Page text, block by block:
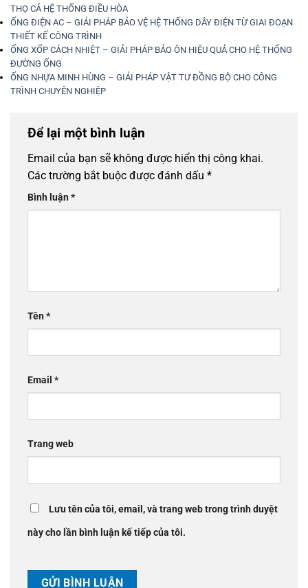
THỌ CẢ HỆ THỐNG ĐIỀU HÒA
ỐNG ĐIỆN AC – GIẢI PHÁP BẢO VỆ HỆ THỐNG DÂY ĐIỆN TỪ GIAI ĐOẠN
THIẾT KẾ CÔNG TRÌNH
ỐNG XỐP CÁCH NHIỆT – GIẢI PHÁP BẢO ÔN HIỆU QUẢ CHO HỆ THỐNG
ĐƯỜNG ỐNG
ỐNG NHỰA MINH HÙNG – GIẢI PHÁP VẬT TƯ ĐỒNG BỘ CHO CÔNG
TRÌNH CHUYÊN NGHIỆP
Để lại một bình luận
Email của bạn sẽ không được hiển thị công khai.
Các trường bắt buộc được đánh dấu *
Bình luận *
Tên *
Email *
Trang web
Lưu tên của tôi, email, và trang web trong trình duyệt
này cho lần bình luận kế tiếp của tôi.